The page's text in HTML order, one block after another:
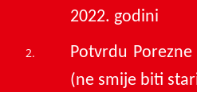
2022. godini
Potvrdu
(ne smije biti